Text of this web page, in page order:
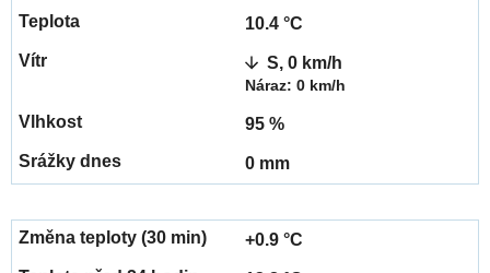
10.4 °C
S, 0 km/h
Náraz: 0 km/h
95 %
0 mm
+0.9 °C